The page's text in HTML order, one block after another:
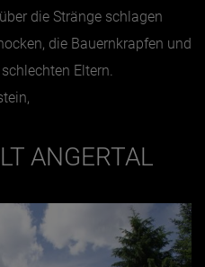
die Stränge schlagen
die Bauernkrapfen und
Eltern.
ANGERTAL